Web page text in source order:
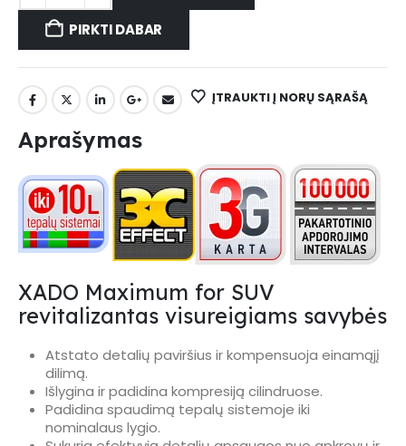
PIRKTI DABAR
ĮTRAUKTI Į NORŲ SĄRAŠĄ
Aprašymas
XADO Maximum for SUV
revitalizantas visureigiams savybės
Atstato detalių paviršius ir kompensuoja einamąjį
dilimą.
Išlygina ir padidina kompresiją cilindruose.
Padidina spaudimą tepalų sistemoje iki
nominalaus lygio.